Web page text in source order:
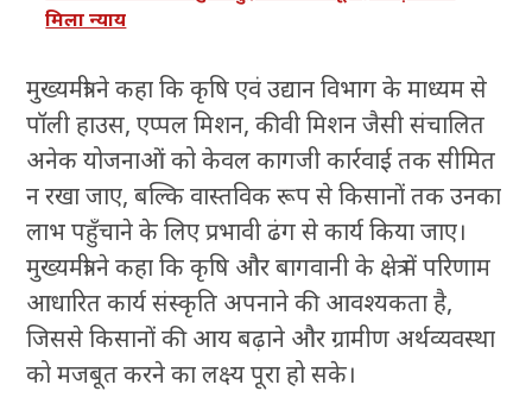
मिला न्याय
मुख्यमंत्री ने कहा कि कृषि एवं उद्यान विभाग के माध्यम से
पॉली हाउस, एप्पल मिशन, कीवी मिशन जैसी संचालित
अनेक योजनाओं को केवल कागजी कार्रवाई तक सीमित
न रखा जाए, बल्कि वास्तविक रूप से किसानों तक उनका
लाभ पहुँचाने के लिए प्रभावी ढंग से कार्य किया जाए।
मुख्यमंत्री ने कहा कि कृषि और बागवानी के क्षेत्र में परिणाम
आधारित कार्य संस्कृति अपनाने की आवश्यकता है,
जिससे किसानों की आय बढ़ाने और ग्रामीण अर्थव्यवस्था
को मजबूत करने का लक्ष्य पूरा हो सके।